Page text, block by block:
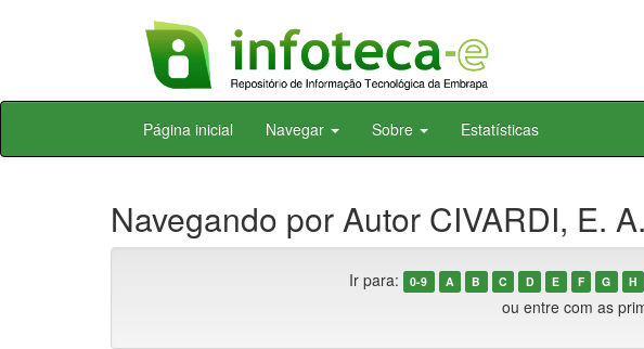
Skip
Página inicial Navegar Sobre Estatísticas
Navegando por Autor CIVARDI, E. A.
Ir para: 0-9 A B C D E F G H
ou entre com as